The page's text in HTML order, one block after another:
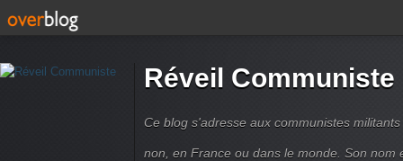
Réveil Communiste
Ce blog s'adresse aux communistes
non, en France ou dans le monde. Son nom